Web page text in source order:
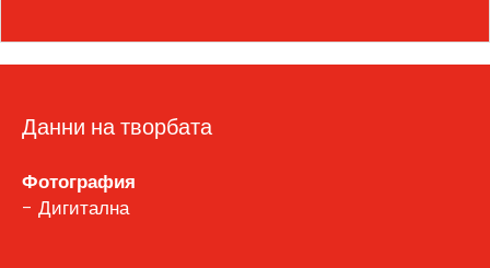
Данни на творбата
Фотография
- Дигитална